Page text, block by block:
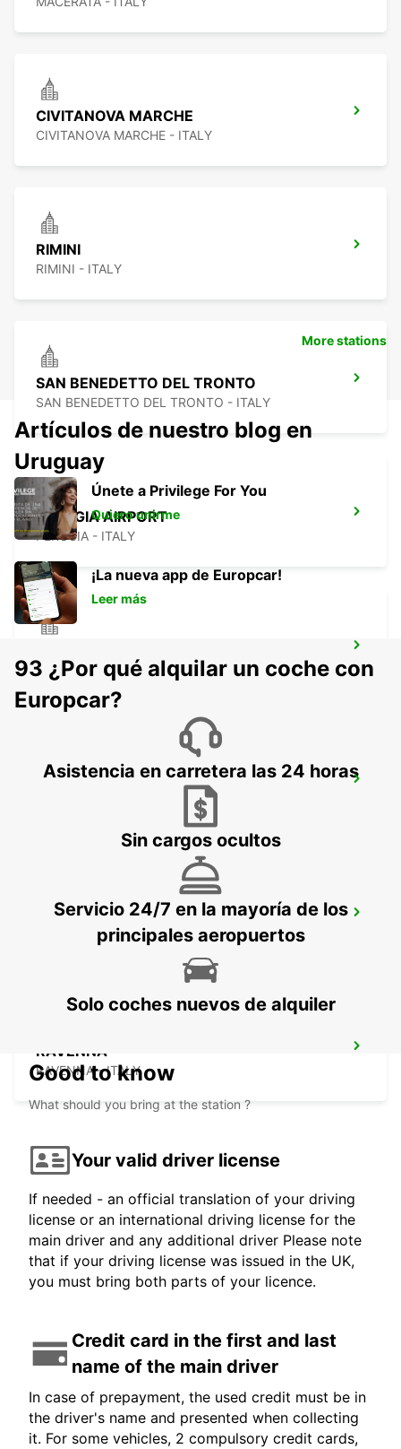
CIVITANOVA MARCHE
CIVITANOVA MARCHE - ITALY
RIMINI
RIMINI - ITALY
SAN BENEDETTO DEL TRONTO
SAN BENEDETTO DEL TRONTO - ITALY
PERUGIA AIRPORT
PERUGIA - ITALY
PERUGIA - ITALY
FORLI AIRPORT
AREZZO
AREZZO - ITALY
RAVENNA
RAVENNA - ITALY
More stations
Artículos de nuestro blog en
Uruguay
Únete a Privilege For You
Quiero unirme
¡La nueva app de Europcar!
Leer más
93 ¿Por qué alquilar un coche con
Europcar?
Asistencia en carretera las 24 horas
Sin cargos ocultos
Servicio 24/7 en la mayoría de los
principales aeropuertos
Solo coches nuevos de alquiler
Good to know
What should you bring at the station ?
Your valid driver license
If needed - an official translation of your driving
license or an international driving license for the
main driver and any additional driver Please note
that if your driving license was issued in the UK,
you must bring both parts of your licence.
Credit card in the first and last
name of the main driver
In case of prepayment, the used credit must be in
the driver's name and presented when collecting
it. For some vehicles, 2 compulsory credit cards,